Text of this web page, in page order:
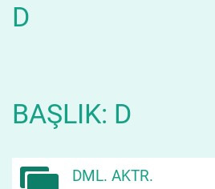
Dergisi,fetö tehlikesini
D
BAŞLIK: D
DML. AKTR.